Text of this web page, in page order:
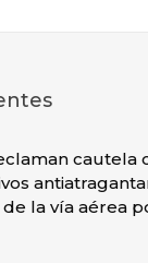
cautela
la vía aérea